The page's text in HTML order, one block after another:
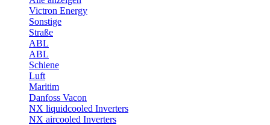
Victron Energy
Sonstige
Straße
ABL
ABL
Schiene
Luft
Maritim
Danfoss Vacon
NX liquidcooled Inverters
NX aircooled Inverters